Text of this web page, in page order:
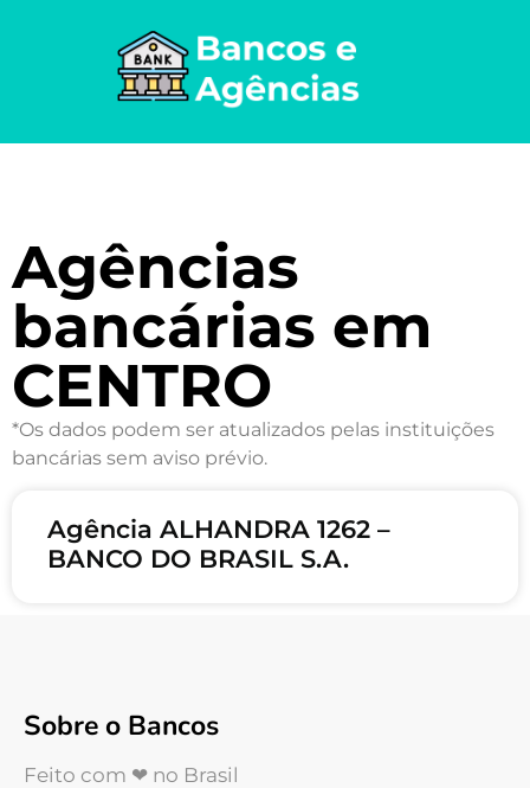
Agências
bancárias em
CENTRO
*Os dados podem ser atualizados pelas instituições
bancárias sem aviso prévio.
Agência ALHANDRA 1262 –
BANCO DO BRASIL S.A.
Sobre o Bancos
Feito com ❤ no Brasil